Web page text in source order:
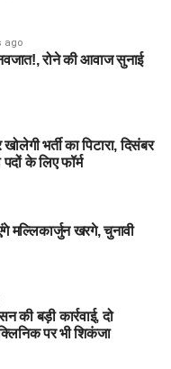
ago
रोने की आवाज सुनाई
भर्ती का पिटारा, दिसंबर
के लिए फॉर्म
मल्लिकार्जुन खरगे, चुनावी
की बड़ी कार्रवाई, दो
पर भी शिकंजा